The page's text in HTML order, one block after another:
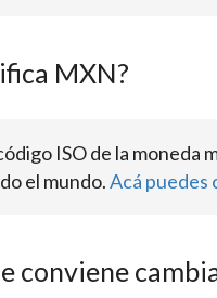
MXN?
ISO de la moneda
el mundo.Acá puedes
conviene